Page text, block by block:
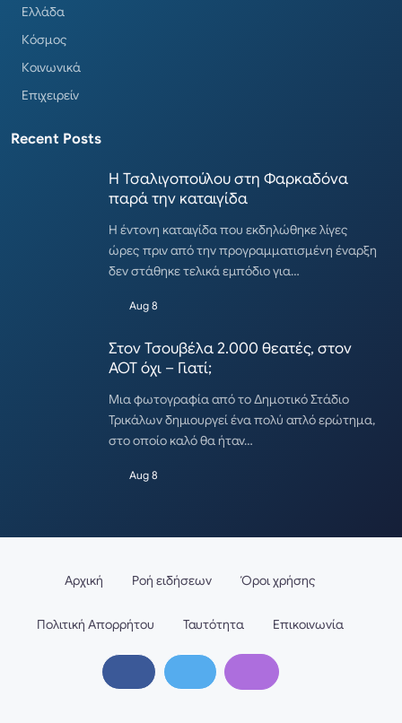
Ελλάδα
Κόσμος
Κοινωνικά
Επιχειρείν
Recent Posts
Η Τσαλιγοπούλου στη Φαρκαδόνα
παρά την καταιγίδα
Η έντονη καταιγίδα που εκδηλώθηκε λίγες
ώρες πριν από την προγραμματισμένη έναρξη
δεν στάθηκε τελικά εμπόδιο για…
Aug 8
Στον Τσουβέλα 2.000 θεατές, στον
ΑΟΤ όχι – Γιατί;
Μια φωτογραφία από το Δημοτικό Στάδιο
Τρικάλων δημιουργεί ένα πολύ απλό ερώτημα,
στο οποίο καλό θα ήταν…
Aug 8
Αρχική Ροή ειδήσεων Όροι χρήσης
Πολιτική Απορρήτου Ταυτότητα Επικοινωνία